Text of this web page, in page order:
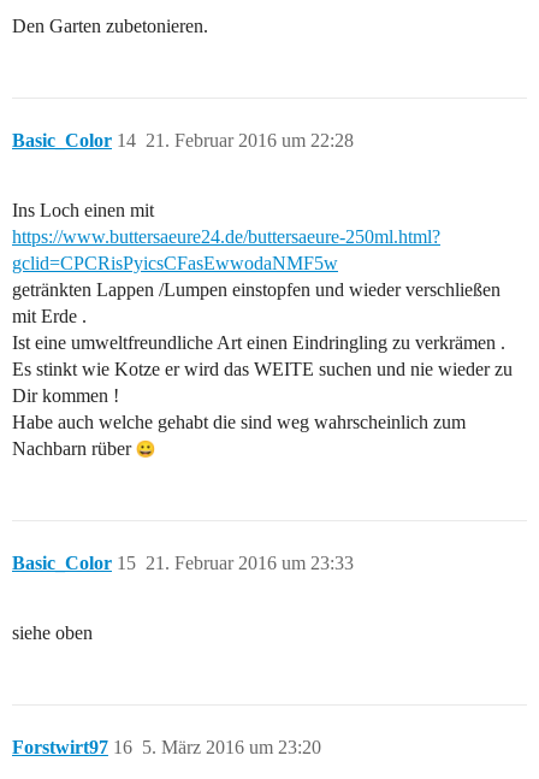
Den Garten zubetonieren.
Basic_Color 21. Februar 2016 um 22:28
14
Ins Loch einen mit
https://www.buttersaeure24.de/buttersaeure-250ml.html?
gclid=CPCRisPyicsCFasEwwodaNMF5w
getränkten Lappen /Lumpen einstopfen und wieder verschließen
mit Erde .
Ist eine umweltfreundliche Art einen Eindringling zu verkrämen .
Es stinkt wie Kotze er wird das WEITE suchen und nie wieder zu
Dir kommen !
Habe auch welche gehabt die sind weg wahrscheinlich zum
Nachbarn rüber
Basic_Color 21. Februar 2016 um 23:33
15
siehe oben
Forstwirt97 5. März 2016 um 23:20
16